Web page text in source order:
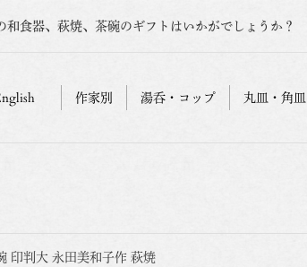
食器、萩焼、茶碗のギフトはいかがでしょうか？
作家別 湯呑・コップ 丸皿・角皿
印判大 永田美和子作 萩焼